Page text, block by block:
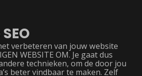
verbeteren van jouw website
WEBSITE OM. Je gaat dus
technieken, om de door jou
beter vindbaar te maken. Zelf